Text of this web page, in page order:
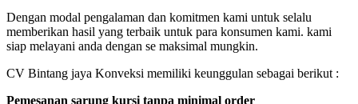
Dengan modal pengalaman dan komitmen kami untuk selalu
memberikan hasil yang terbaik untuk para konsumen kami. kami
siap melayani anda dengan se maksimal mungkin.
CV Bintang jaya Konveksi memiliki keunggulan sebagai berikut :
Pemesanan sarung kursi tanpa minimal order